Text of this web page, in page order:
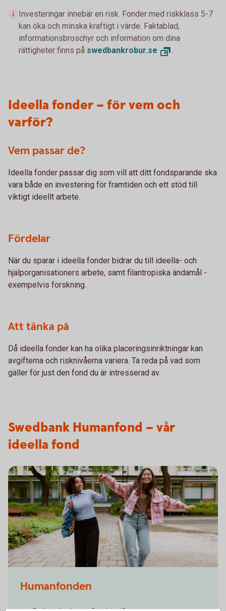
Investeringar innebär en risk. Fonder med riskklass 5-7
kan öka och minska kraftigt i värde. Faktablad,
informationsbroschyr och information om dina
rättigheter finns på swedbankrobur.se .
Ideella fonder – för vem och
varför?
Vem passar de?
Ideella fonder passar dig som vill att ditt fondsparande ska
vara både en investering för framtiden och ett stöd till
viktigt ideellt arbete.
Fördelar
När du sparar i ideella fonder bidrar du till ideella- och
hjälporganisationers arbete, samt filantropiska ändamål -
exempelvis forskning.
Att tänka på
Då ideella fonder kan ha olika placeringsinriktningar kan
avgifterna och risknivåerna variera. Ta reda på vad som
gäller för just den fond du är intresserad av.
Swedbank Humanfond – vår
ideella fond
Humanfonden